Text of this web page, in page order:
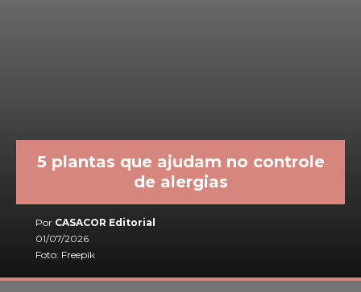
5 plantas que ajudam no controle
de alergias
Por CASACOR Editorial
01/07/2026
Foto: Freepik